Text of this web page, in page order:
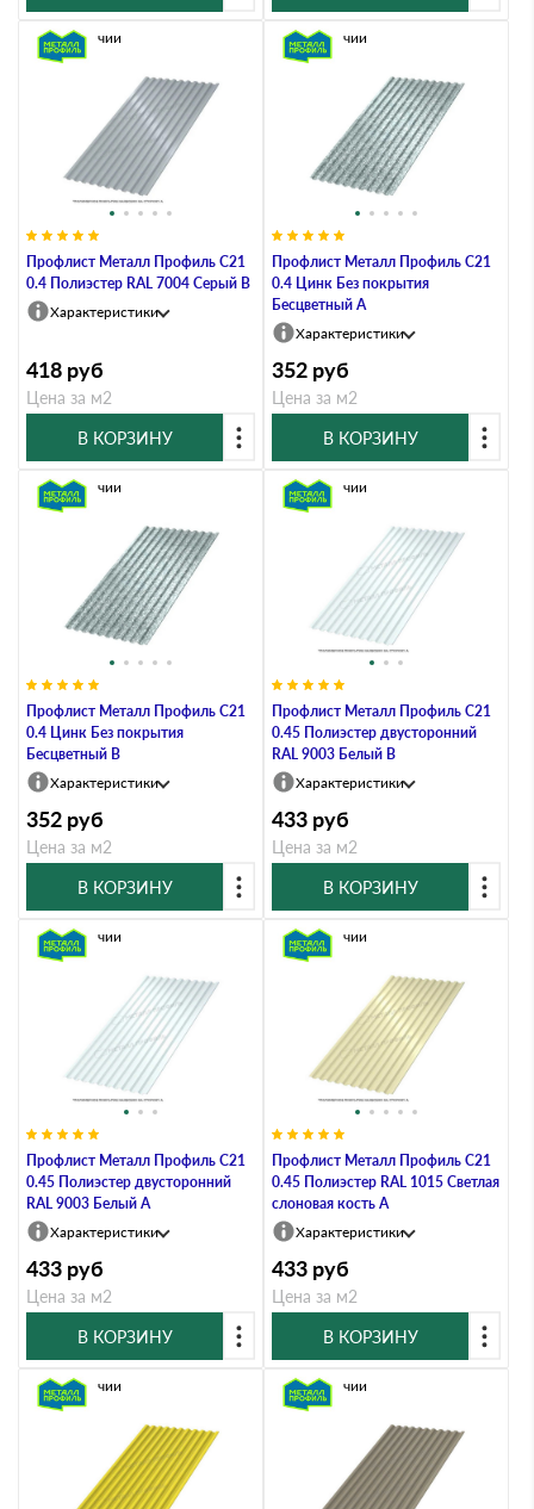
Профлист Металл Профиль C21
0.4 Полиэстер RAL 7004 Серый B
В наличии
Характеристики
418 руб
Цена за м2
В КОРЗИНУ
Профлист Металл Профиль C21
0.4 Цинк Без покрытия
Бесцветный A
В наличии
Характеристики
352 руб
Цена за м2
В КОРЗИНУ
Профлист Металл Профиль C21
0.4 Цинк Без покрытия
Бесцветный B
В наличии
Характеристики
352 руб
Цена за м2
В КОРЗИНУ
Профлист Металл Профиль C21
0.45 Полиэстер двусторонний
RAL 9003 Белый B
В наличии
Характеристики
433 руб
Цена за м2
В КОРЗИНУ
Профлист Металл Профиль C21
0.45 Полиэстер двусторонний
RAL 9003 Белый A
В наличии
Характеристики
433 руб
Цена за м2
В КОРЗИНУ
Профлист Металл Профиль C21
0.45 Полиэстер RAL 1015 Светлая
слоновая кость A
В наличии
Характеристики
433 руб
Цена за м2
В КОРЗИНУ
В наличии В наличии